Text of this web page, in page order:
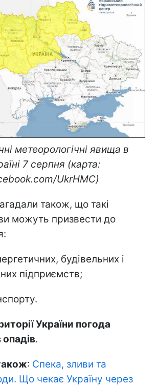
метеорологічні явища в
7 серпня (карта:
UkrHMC)
також, що такі
можуть призвести до
будівельних і
підприємств;
України погода
.
: Спека, зливи та
Що чекає Україну через